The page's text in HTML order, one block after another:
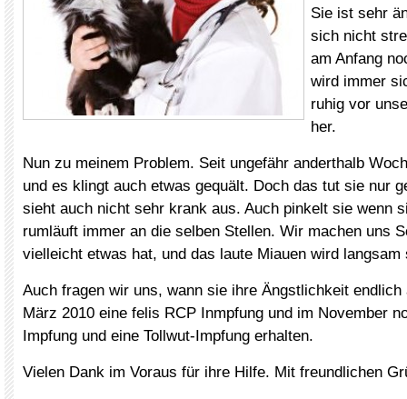
Sie ist sehr
sich nicht
am Anfang
wird immer
ruhig vor
her.
Nun zu meinem Problem. Seit ungefähr anderthalb
und es klingt auch etwas gequält. Doch das tut sie nur
sieht auch nicht sehr krank aus. Auch pinkelt sie wenn
rumläuft immer an die selben Stellen. Wir machen uns
vielleicht etwas hat, und das laute Miauen wird langsam
Auch fragen wir uns, wann sie ihre Ängstlichkeit endlich
März 2010 eine felis RCP Inmpfung und im November
Impfung und eine Tollwut-Impfung erhalten.
Vielen Dank im Voraus für ihre Hilfe. Mit freundlichen